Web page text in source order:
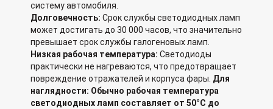
систему автомобиля.
Долговечность: Срок службы светодиодных ламп
может достигать до 30 000 часов, что значительно
превышает срок службы галогеновых ламп.
Низкая рабочая температура: Светодиоды
практически не нагреваются, что предотвращает
повреждение отражателей и корпуса фары. Для
наглядности: Обычно рабочая температура
светодиодных ламп составляет от 50°C до